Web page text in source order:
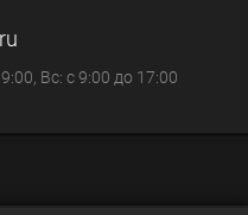
Вс: с 9:00 до 17:00